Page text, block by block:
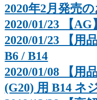
2020年2月発売
2020/01/23 【
2020/01/23 【用
B6 / B14
2020/01/08 【用
(G20) 用 B14 ネ